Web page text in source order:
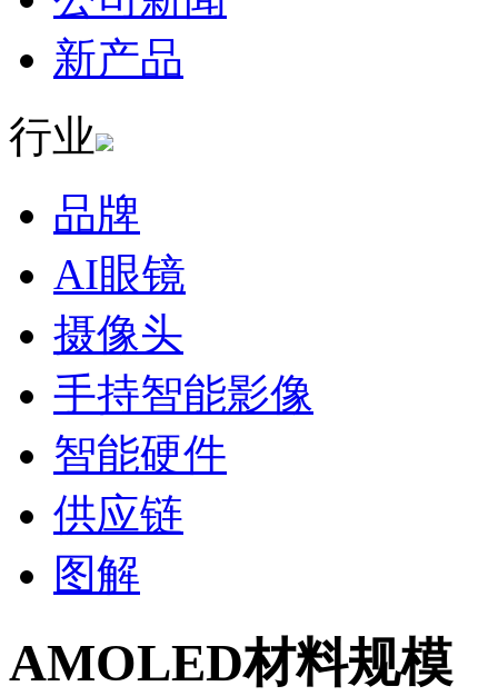
新产品
行业
品牌
AI眼镜
摄像头
手持智能影像
智能硬件
供应链
图解
AMOLED材料规模